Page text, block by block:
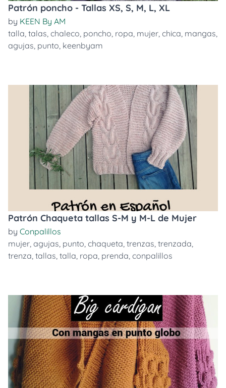
Patrón poncho - Tallas XS, S, M, L, XL
by KEEN By AM
talla, talas, chaleco, poncho, ropa, mujer, chica, mangas,
agujas, punto, keenbyam
Patrón Chaqueta tallas S-M y M-L de Mujer
by Conpalillos
mujer, agujas, punto, chaqueta, trenzas, trenzada,
trenza, tallas, talla, ropa, prenda, conpalillos